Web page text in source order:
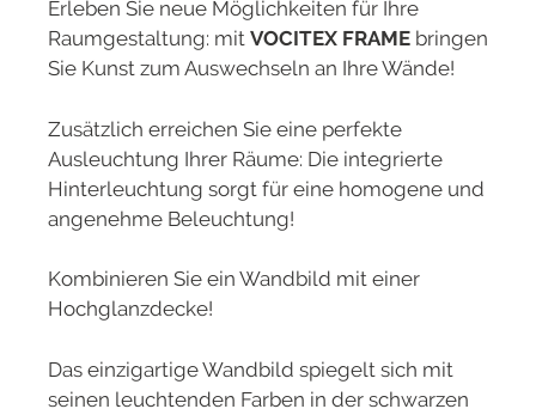
Erleben Sie neue Möglichkeiten für Ihre
Raumgestaltung: mit VOCITEX FRAME bringen
Sie Kunst zum Auswechseln an Ihre Wände!
Zusätzlich erreichen Sie eine perfekte
Ausleuchtung Ihrer Räume: Die integrierte
Hinterleuchtung sorgt für eine homogene und
angenehme Beleuchtung!
Kombinieren Sie ein Wandbild mit einer
Hochglanzdecke!
Das einzigartige Wandbild spiegelt sich mit
seinen leuchtenden Farben in der schwarzen